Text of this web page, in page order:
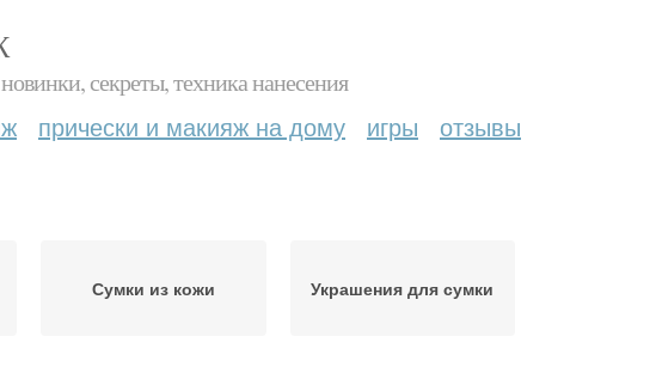
секреты, техника нанесения
прически и макияж на дому игры отзывы
Сумки из кожи Украшения для сумки